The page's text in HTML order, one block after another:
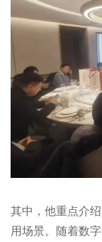
其中，他重点介
用场景。随着数